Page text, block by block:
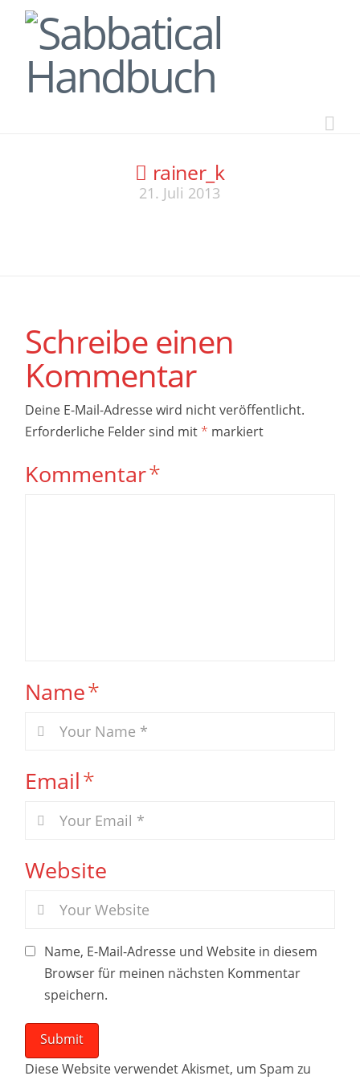
rainer_k
21. Juli 2013
Schreibe einen
Kommentar
Deine E-Mail-Adresse wird nicht veröffentlicht.
Erforderliche Felder sind mit * markiert
Kommentar*
Name*
Email*
Website
Name, E-Mail-Adresse und Website in diesem
Browser für meinen nächsten Kommentar
speichern.
Diese Website verwendet Akismet, um Spam zu